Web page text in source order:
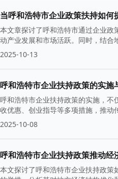
当呼和浩特市企业政策扶持如何
本文章探讨了呼和浩特市通过企业
动产业发展和市场活跃。同时，结
2025-10-13
呼和浩特市企业扶持政策的实施
呼和浩特市企业扶持政策的实施，
收优惠、创业指导等多项措施，推
市描绘出新的经济蓝图。
2025-10-08
呼和浩特市企业扶持政策推动经
本文探讨了呼和浩特市企业扶持政